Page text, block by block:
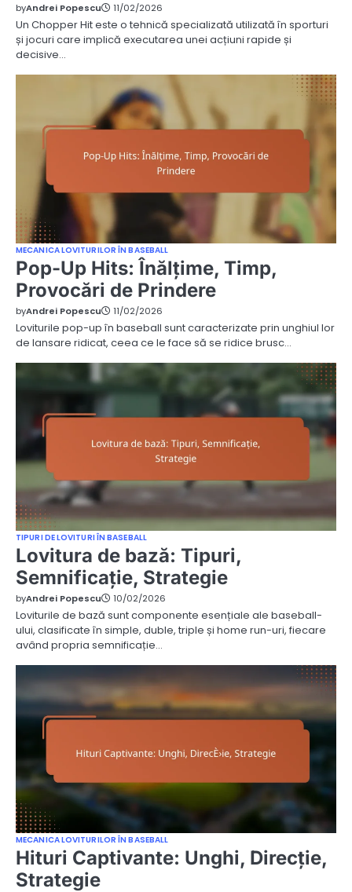
byAndrei Popescu 11/02/2026
Un Chopper Hit este o tehnică specializată utilizată în sporturi
și jocuri care implică executarea unei acțiuni rapide și
decisive…
MECANICA LOVITURILOR ÎN BASEBALL
Pop-Up Hits: Înălțime, Timp,
Provocări de Prindere
byAndrei Popescu 11/02/2026
Loviturile pop-up în baseball sunt caracterizate prin unghiul lor
de lansare ridicat, ceea ce le face să se ridice brusc…
TIPURI DE LOVITURI ÎN BASEBALL
Lovitura de bază: Tipuri,
Semnificație, Strategie
byAndrei Popescu 10/02/2026
Loviturile de bază sunt componente esențiale ale baseball-
ului, clasificate în simple, duble, triple și home run-uri, fiecare
având propria semnificație…
MECANICA LOVITURILOR ÎN BASEBALL
Hituri Captivante: Unghi, Direcție,
Strategie